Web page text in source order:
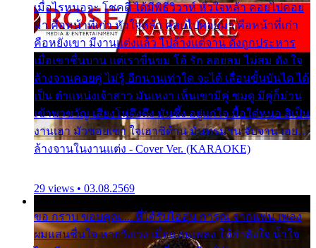
เมื่อไรหนอจะ โชคดี ได้มีพิธีวิวาห์ หัวใจหล้า คอยไปคอย
มา คือหน้าที่เก่า หัวใจหล้า คอยไปคอยมา คือหน้าที่เก่า
คือหยังเขา มีงานแต่งแล้ว ไปล้างแต่จาน ดั่งถูกประหาร
เมื่อเขาชื่นบาน แต่เราขื่นขม โอ้ รัก ลอยลม ไม่สม ดัง ใจ
ล้างจานคอยคู่ ไม่รู้ อีกนานเท่าใด จะได้ เลื่อนขั้นบันได ได้
เป็น ตำแหน่งเจ้าสาว มันเหงา เห็นเขามีคู่ ซมดู มีคู่ก็ม่วน
เข้าพาขวัญ เสียงโห่ตึงตึง มันซึ้ง อยู่แก่ใจ มื้อใด๋หนอ สิเป็น
งานเฮา มัวซอยเขา ใจเฮาซิด้าน มันทรมาน จับจาน เอย…
ล้างจานในงานแต่ง - Cover Ver. (KARAOKE)
29 views • 03.08.2569
ขอ กราบ ขอบคุณ.... ที่ได้รับไออุ่น การุณ จากแฟน เพลง
ผมแสนชื่นใจ หายวังเวง เมื่อแฟนเพลง ให้กำลังใจ น้ำใจ